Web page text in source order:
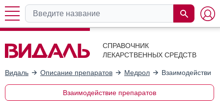
СПРАВОЧНИК
ЛЕКАРСТВЕННЫХ СРЕДСТВ
Видаль Описание препаратов Медрол Взаимодействие
Взаимодействие препаратов